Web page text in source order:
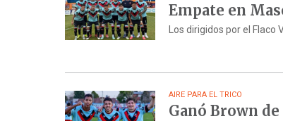
Empate en
Los dirigidos por el
AIRE PARA EL TRICO
Ganó Brown